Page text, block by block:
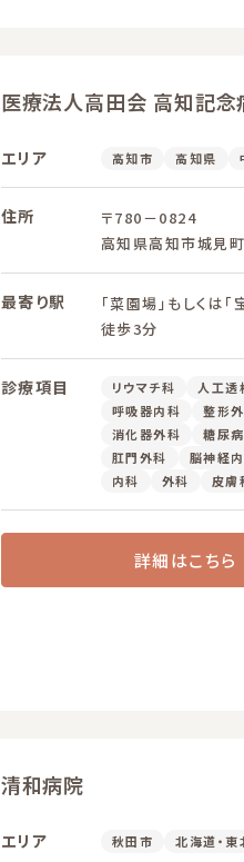
医療法人高田会 高知記念
エリア 高知市 高知県
住所
〒780－0824
高知県高知市城見
最寄り駅
「菜園場」もしくは
徒歩3分
診療項目 リウマチ科
人工透
呼吸器内科
整形
消化器外科
糖尿
肛門外科
脳神経
内科
外科 皮膚
詳細はこちら
清和病院
エリア 秋田市 北海道・東